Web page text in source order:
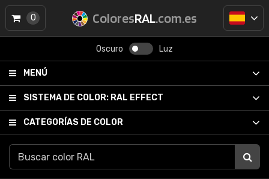
ColoresRAL.com.es
Oscuro Luz
MENÚ
SISTEMA DE COLOR: RAL EFFECT
CATEGORÍAS DE COLOR
0